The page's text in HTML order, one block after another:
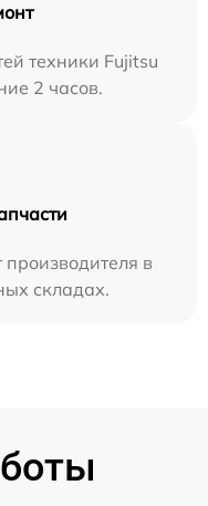
техники Fujitsu
2 часов.
производителя в
складах.